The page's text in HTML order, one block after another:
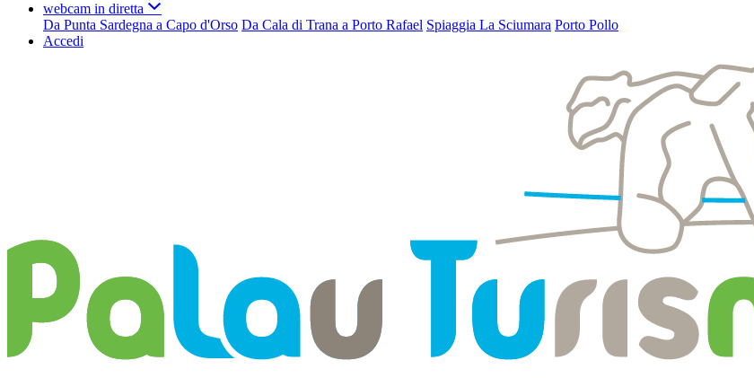
webcam in diretta
Da Punta Sardegna a Capo d'Orso Da Cala di Trana a Porto Rafael Spiaggia La Sciumara Porto Pollo
Accedi